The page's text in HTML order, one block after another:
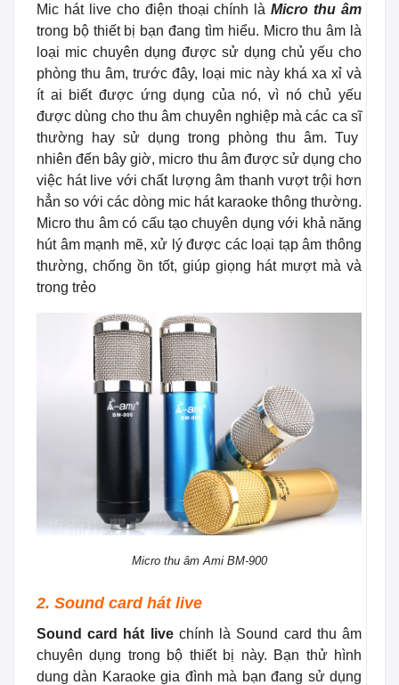
Mic hát live cho điện thoại chính làMicro thu âm
trong bộ thiết bị bạn đang tìm hiểu. Micro thu âm là
loại mic chuyên dụng được sử dụng chủ yếu cho
phòng thu âm, trước đây, loại mic này khá xa xỉ và
ít ai biết được ứng dụng của nó, vì nó chủ yếu
được dùng cho thu âm chuyên nghiệp mà các ca sĩ
thường hay sử dụng trong phòng thu âm. Tuy
nhiên đến bây giờ, micro thu âm được sử dụng cho
việc hát live với chất lượng âm thanh vượt trội hơn
hẳn so với các dòng mic hát karaoke thông thường.
Micro thu âm có cấu tạo chuyên dụng với khả năng
hút âm mạnh mẽ, xử lý được các loại tạp âm thông
thường, chống ồn tốt, giúp giọng hát mượt mà và
trong trẻo
Micro thu âm Ami BM-900
2. Sound card hát live
Sound card hát livechính là Sound card thu âm
chuyên dụng trong bộ thiết bị này. Bạn thử hình
dung dàn Karaoke gia đình mà bạn đang sử dụng